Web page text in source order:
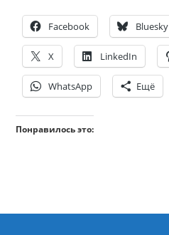
Facebook Bluesky
X LinkedIn
WhatsApp Ещё
Понравилось это: